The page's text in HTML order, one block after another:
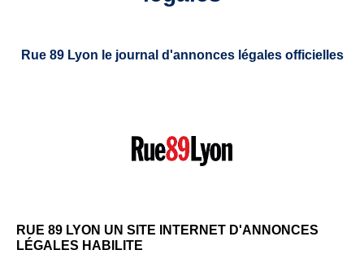
Rue 89 Lyon le journal d'annonces légales officielles
RUE 89 LYON UN SITE INTERNET D'ANNONCES
LÉGALES HABILITE